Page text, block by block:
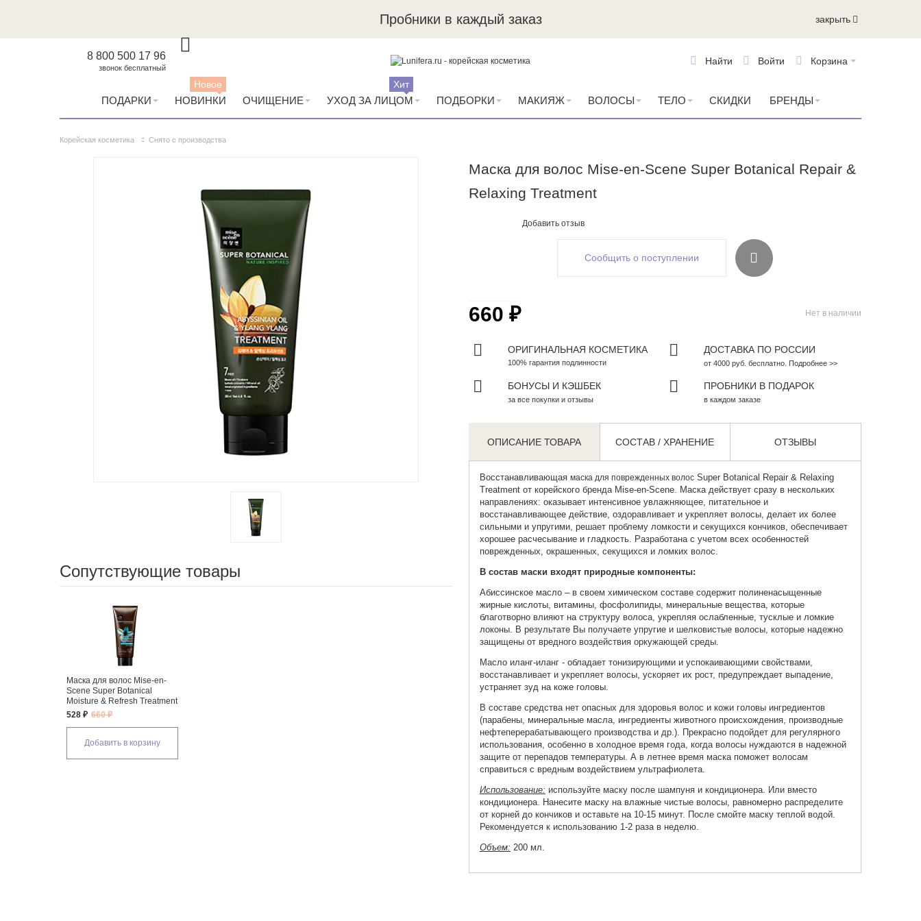
Пробники в каждый заказ закрыть
8 800 500 17 96
звонок бесплатный
Корзина
Войти
Найти
ПОДАРКИ НОВИНКИ
Новое
ОЧИЩЕНИЕ УХОД ЗА ЛИЦОМ
Хит
ПОДБОРКИ МАКИЯЖ ВОЛОСЫ ТЕЛО СКИДКИ БРЕНДЫ
Корейская косметика Снято с производства
Маска для волос Mise-en-Scene Super Botanical Repair &
Relaxing Treatment
Добавить отзыв
Сопутствующие товары
Маска для волос Mise-en-
Scene Super Botanical
Moisture & Refresh Treatment
528 ₽ 660 ₽
Добавить в корзину
Сообщить о поступлении
Нет в наличии
660 ₽
ОРИГИНАЛЬНАЯ КОСМЕТИКА
100% гарантия подлинности
ДОСТАВКА ПО РОССИИ
от 4000 руб. бесплатно. Подробнее >>
БОНУСЫ И КЭШБЕК
за все покупки и отзывы
ПРОБНИКИ В ПОДАРОК
в каждом заказе
ОПИСАНИЕ ТОВАРА СОСТАВ / ХРАНЕНИЕ ОТЗЫВЫ
Восстанавливающая маска для поврежденных волосSuper Botanical Repair & Relaxing
Treatment от корейского бренда Mise-en-Scene. Маска действует сразу в нескольких
направлениях: оказывает интенсивное увлажняющее, питательное и
восстанавливающее действие, оздоравливает и укрепляет волосы, делает их более
сильными и упругими, решает проблему ломкости и секущихся кончиков, обеспечивает
хорошее расчесывание и гладкость. Разработана с учетом всех особенностей
поврежденных, окрашенных, секущихся и ломких волос.
В состав маски входят природные компоненты:
Абиссинское масло – в своем химическом составе содержит полиненасыщенные
жирные кислоты, витамины, фосфолипиды, минеральные вещества, которые
благотворно влияют на структуру волоса, укрепляя ослабленные, тусклые и ломкие
локоны. В результате Вы получаете упругие и шелковистые волосы, которые надежно
защищены от вредного воздействия оркужающей среды.
Масло иланг-иланг - обладает тонизирующими и успокаивающими свойствами,
восстанавливает и укрепляет волосы, ускоряет их рост, предупреждает выпадение,
устраняет зуд на коже головы.
В составе средства нет опасных для здоровья волос и кожи головы ингредиентов
(парабены, минеральные масла, ингредиенты животного происхождения, производные
нефтеперерабатывающего производства и др.). Прекрасно подойдет для регулярного
использования, особенно в холодное время года, когда волосы нуждаются в надежной
защите от перепадов температуры. А в летнее время маска поможет волосам
справиться с вредным воздействием ультрафиолета.
Использование: используйте маску после шампуня и кондиционера. Или вместо
кондиционера. Нанесите маску на влажные чистые волосы, равномерно распределите
от корней до кончиков и оставьте на 10-15 минут. После смойте маску теплой водой.
Рекомендуется к использованию 1-2 раза в неделю.
Объем: 200 мл.